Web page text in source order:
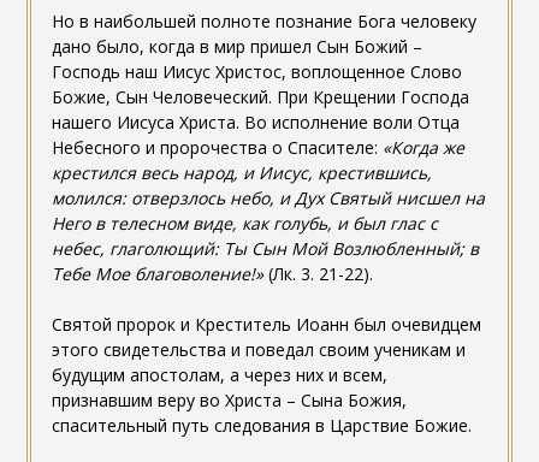
Но в наибольшей полноте познание Бога человеку
дано было, когда в мир пришел Сын Божий –
Господь наш Иисус Христос, воплощенное Слово
Божие, Сын Человеческий. При Крещении Господа
нашего Иисуса Христа. Во исполнение воли Отца
Небесного и пророчества о Спасителе: «Когда же
крестился весь народ, и Иисус, крестившись,
молился: отверзлось небо, и Дух Святый нисшел на
Него в телесном виде, как голубь, и был глас с
небес, глаголющий: Ты Сын Мой Возлюбленный; в
Тебе Мое благоволение!»(Лк. 3. 21-22).
Святой пророк и Креститель Иоанн был очевидцем
этого свидетельства и поведал своим ученикам и
будущим апостолам, а через них и всем,
признавшим веру во Христа – Сына Божия,
спасительный путь следования в Царствие Божие.